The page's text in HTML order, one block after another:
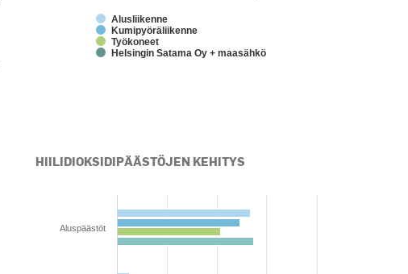
Alusliikenne
Kumipyöräliikenne
Työkoneet
Helsingin Satama Oy + maasähkö
HIILIDIOKSIDIPÄÄSTÖJEN KEHITYS
Bar chart with 4 data series.
Aluspäästöt